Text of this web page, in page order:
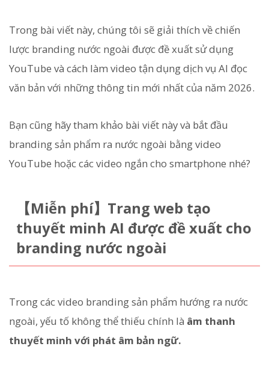
Trong bài viết này, chúng tôi sẽ giải thích về chiến
lược branding nước ngoài được đề xuất sử dụng
YouTube và cách làm video tận dụng dịch vụ AI đọc
văn bản với những thông tin mới nhất của năm 2026.
Bạn cũng hãy tham khảo bài viết này và bắt đầu
branding sản phẩm ra nước ngoài bằng video
YouTube hoặc các video ngắn cho smartphone nhé?
【Miễn phí】Trang web tạo
thuyết minh AI được đề xuất cho
branding nước ngoài
Trong các video branding sản phẩm hướng ra nước
ngoài, yếu tố không thể thiếu chính là âm thanh
thuyết minh với phát âm bản ngữ.